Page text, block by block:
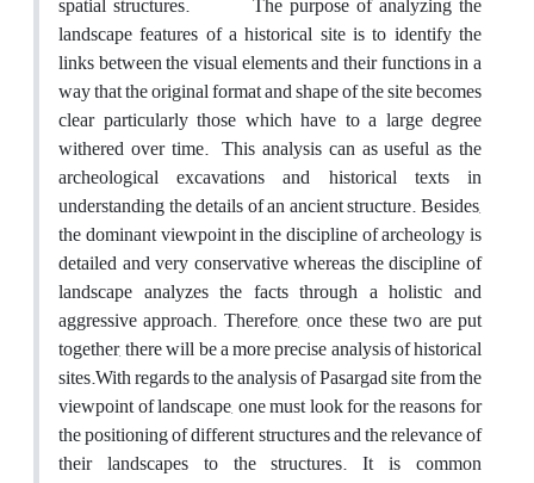
landscape features of a historical site is to identify the
links between the visual elements and their functions in a
way that the original format and shape of the site becomes
clear particularly those which have to a large degree
withered over time. This analysis can as useful as the
archeological excavations and historical texts in
understanding the details of an ancient structure. Besides,
the dominant viewpoint in the discipline of archeology is
detailed and very conservative whereas the discipline of
landscape analyzes the facts through a holistic and
aggressive approach. Therefore, once these two are put
together, there will be a more precise analysis of historical
sites.With regards to the analysis of Pasargad site from the
viewpoint of landscape, one must look for the reasons for
the positioning of different structures and the relevance of
their landscapes to the structures. It is common